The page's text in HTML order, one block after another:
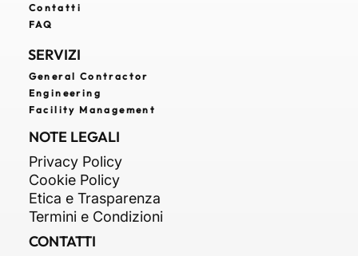
Contatti
FAQ
SERVIZI
General Contractor
Engineering
Facility Management
NOTE LEGALI
Privacy Policy
Cookie Policy
Etica e Trasparenza
Termini e Condizioni
CONTATTI